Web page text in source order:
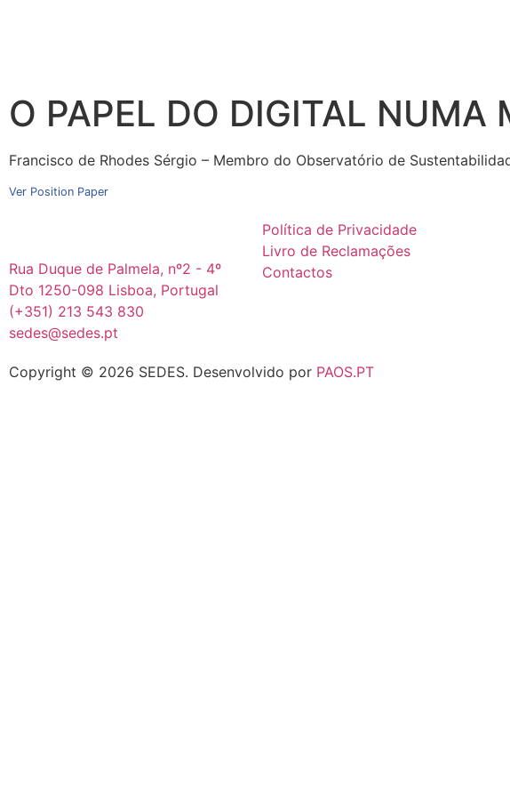
O PAPEL DO DIGITAL NUMA
Francisco de Rhodes Sérgio – Membro do Observatório de
Ver Position Paper
Rua Duque de Palmela, nº2 - 4º
Dto 1250-098 Lisboa, Portugal
(+351) 213 543 830
sedes@sedes.pt
Política de Privacidade
Livro de Reclamações
Contactos
Copyright © 2026 SEDES. Desenvolvido por PAOS.PT